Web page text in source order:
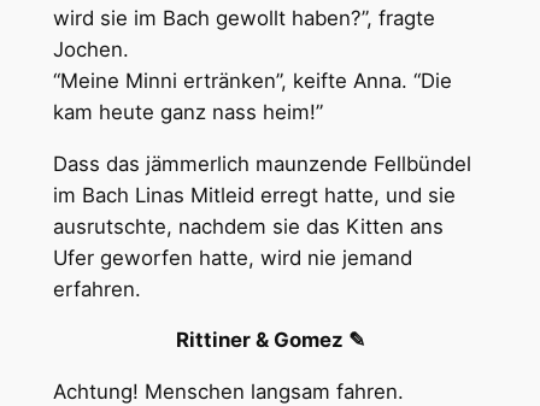
wird sie im Bach gewollt haben?”, fragte
Jochen.
“Meine Minni ertränken”, keifte Anna. “Die
kam heute ganz nass heim!”
Dass das jämmerlich maunzende Fellbündel
im Bach Linas Mitleid erregt hatte, und sie
ausrutschte, nachdem sie das Kitten ans
Ufer geworfen hatte, wird nie jemand
erfahren.
Rittiner & Gomez ✎
Achtung! Menschen langsam fahren.